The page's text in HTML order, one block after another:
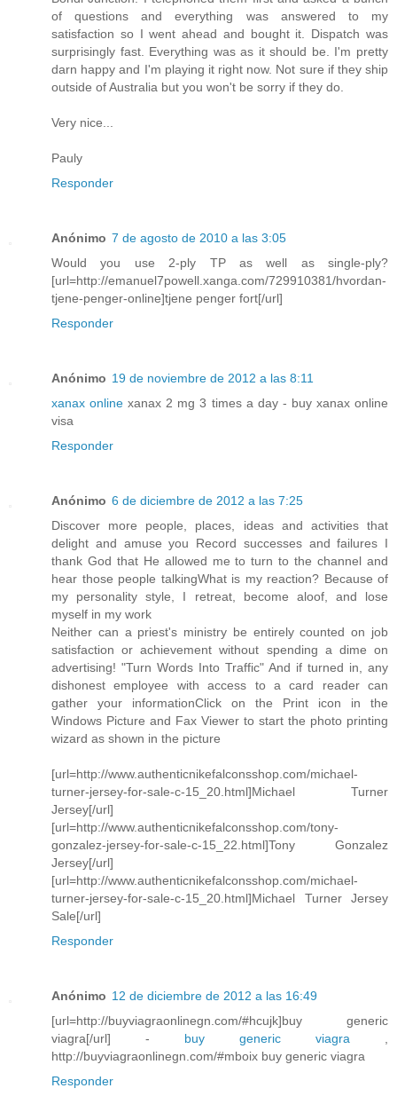
of questions and everything was answered to my
satisfaction so I went ahead and bought it. Dispatch was
surprisingly fast. Everything was as it should be. I'm pretty
darn happy and I'm playing it right now. Not sure if they ship
outside of Australia but you won't be sorry if they do.
Very nice...
Pauly
Responder
Anónimo 7 de agosto de 2010 a las 3:05
Would you use 2-ply TP as well as single-ply?
[url=http://emanuel7powell.xanga.com/729910381/hvordan-
tjene-penger-online]tjene penger fort[/url]
Responder
Anónimo 19 de noviembre de 2012 a las 8:11
xanax online xanax 2 mg 3 times a day - buy xanax online
visa
Responder
Anónimo 6 de diciembre de 2012 a las 7:25
Discover more people, places, ideas and activities that
delight and amuse you Record successes and failures I
thank God that He allowed me to turn to the channel and
hear those people talkingWhat is my reaction? Because of
my personality style, I retreat, become aloof, and lose
myself in my work
Neither can a priest's ministry be entirely counted on job
satisfaction or achievement without spending a dime on
advertising! "Turn Words Into Traffic" And if turned in, any
dishonest employee with access to a card reader can
gather your informationClick on the Print icon in the
Windows Picture and Fax Viewer to start the photo printing
wizard as shown in the picture
[url=http://www.authenticnikefalconsshop.com/michael-
turner-jersey-for-sale-c-15_20.html]Michael Turner
Jersey[/url]
[url=http://www.authenticnikefalconsshop.com/tony-
gonzalez-jersey-for-sale-c-15_22.html]Tony Gonzalez
Jersey[/url]
[url=http://www.authenticnikefalconsshop.com/michael-
turner-jersey-for-sale-c-15_20.html]Michael Turner Jersey
Sale[/url]
Responder
Anónimo 12 de diciembre de 2012 a las 16:49
[url=http://buyviagraonlinegn.com/#hcujk]buy generic
viagra[/url] - buy generic viagra
http://buyviagraonlinegn.com/#mboix buy generic viagra
Responder